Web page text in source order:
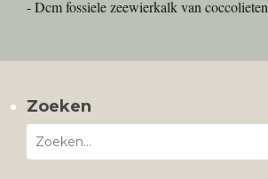
- Dcm fossiele zeewierkalk van coccolieten
Zoeken